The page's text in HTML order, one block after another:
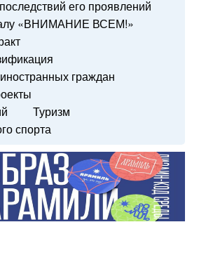
его проявлений
«ВНИМАНИЕ ВСЕМ!»
граждан
Туризм
спорта